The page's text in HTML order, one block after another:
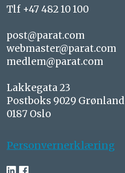
Tlf +47 482 10 100
post@parat.com
webmaster@parat.com
medlem@parat.com
Lakkegata 23
Postboks 9029 Grønland
0187 Oslo
Personvernerklæring